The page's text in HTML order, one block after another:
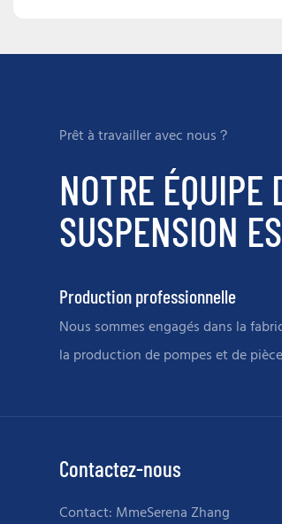
Prêt à travailler avec nous？
NOTRE ÉQUIPE
SUSPENSION
Production professionnelle
Nous sommes engagés dans la
la production de pompes et de
Contactez-nous
Contact: MmeSerena Zhang